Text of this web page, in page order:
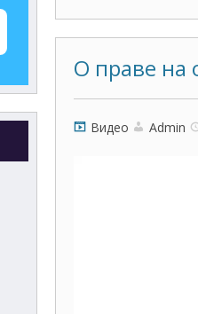
О праве на
Видео Admin